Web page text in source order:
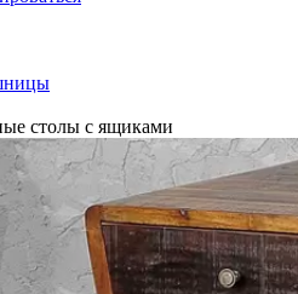
столы с ящиками